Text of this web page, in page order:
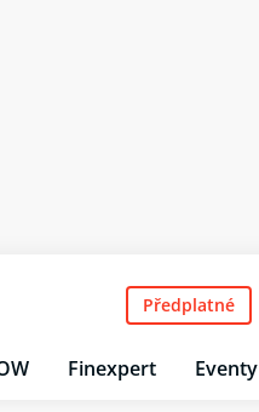
Finexpert Eventy
Předplatné